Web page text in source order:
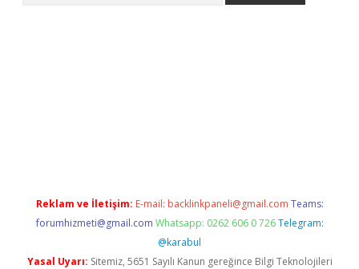
Reklam ve İletişim: E-mail: backlinkpaneli@gmail.com Teams:
forumhizmeti@gmail.com Whatsapp: 0262 606 0 726 Telegram:
@karabul
Yasal Uyarı: Sitemiz, 5651 Sayılı Kanun gereğince Bilgi Teknolojileri